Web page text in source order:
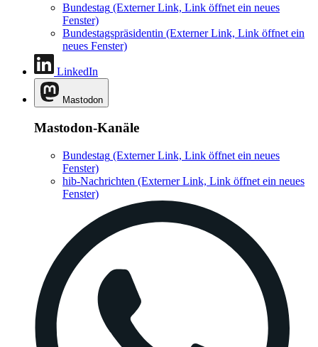
Bundestag (Externer Link, Link öffnet ein neues
Fenster)
Bundestagspräsidentin (Externer Link, Link öffnet ein
neues Fenster)
LinkedIn
Mastodon
Mastodon-Kanäle
Bundestag (Externer Link, Link öffnet ein neues
Fenster)
hib-Nachrichten (Externer Link, Link öffnet ein neues
Fenster)